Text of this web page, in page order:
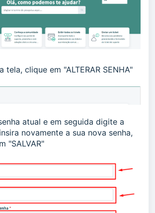
tela, clique em "ALTERAR SENHA"
atual e em seguida digite a
novamente a sua nova senha,
"SALVAR"